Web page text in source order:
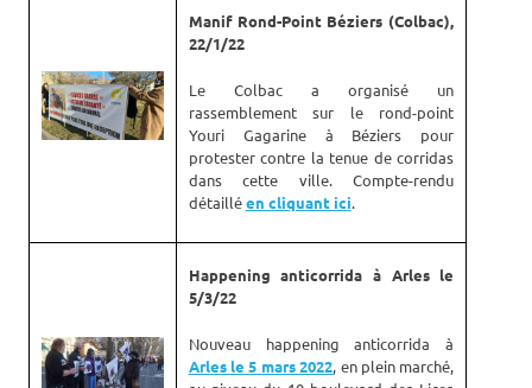
Manif Rond-Point Béziers (Colbac),
22/1/22
Le Colbac a organisé un
rassemblement sur le rond-point
Youri Gagarine à Béziers pour
protester contre la tenue de corridas
dans cette ville. Compte-rendu
détailléen cliquant ici.
Happening anticorrida à Arles le
5/3/22
Nouveau happening anticorrida à
Arles le 5 mars 2022, en plein marché,